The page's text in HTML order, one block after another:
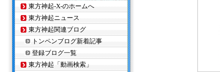
東方神起-X-のホームへ
東方神起ニュース
東方神起関連ブログ
トンペンブログ新着記事
登録ブログ一覧
東方神起「動画検索」